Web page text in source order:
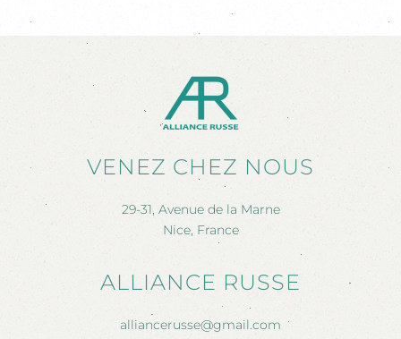
VENEZ CHEZ NOUS
29-31, Avenue de la Marne
Nice, France
ALLIANCE RUSSE
alliancerusse@gmail.com